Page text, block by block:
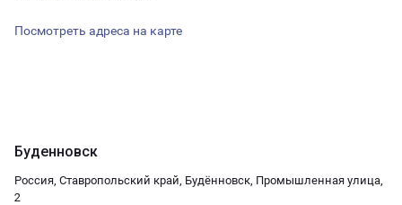
Посмотреть адреса на карте
Буденновск
Россия, Ставропольский край, Будённовск, Промышленная улица,
2